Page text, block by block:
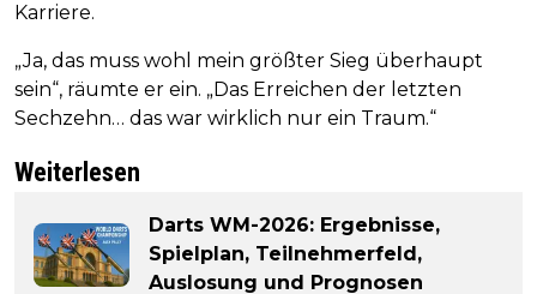
Karriere.
„Ja, das muss wohl mein größter Sieg überhaupt
sein“, räumte er ein. „Das Erreichen der letzten
Sechzehn… das war wirklich nur ein Traum.“
Weiterlesen
Darts WM-2026: Ergebnisse,
Spielplan, Teilnehmerfeld,
Auslosung und Prognosen